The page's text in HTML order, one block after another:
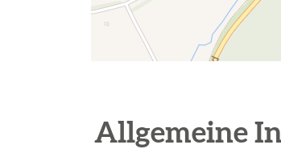
Allgemeine